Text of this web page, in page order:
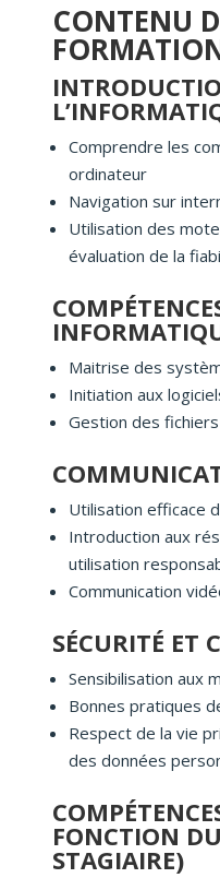
CONTENU
Comprendre les
ordinateur
Navigation sur
Utilisation des
évaluation de la
Maitrise des
Initiation aux
Gestion des
Utilisation efficace
Introduction aux
utilisation
Communication
SÉCURITÉ ET
Sensibilisation aux
Bonnes pratiques
Respect de la vie
des données
FONCTION
STAGIAIRE)